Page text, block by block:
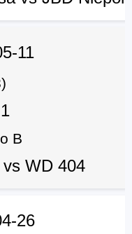
11
1
B
WD 404
26